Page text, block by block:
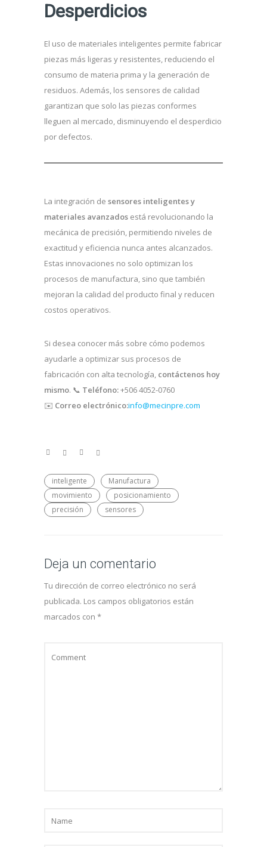
Desperdicios
El uso de materiales inteligentes permite fabricar
piezas más ligeras y resistentes, reduciendo el
consumo de materia prima y la generación de
residuos. Además, los sensores de calidad
garantizan que solo las piezas conformes
lleguen al mercado, disminuyendo el desperdicio
por defectos.
La integración de sensores inteligentes y
materiales avanzados está revolucionando la
mecánica de precisión, permitiendo niveles de
exactitud y eficiencia nunca antes alcanzados.
Estas innovaciones no solo optimizan los
procesos de manufactura, sino que también
mejoran la calidad del producto final y reducen
costos operativos.
Si desea conocer más sobre cómo podemos
ayudarle a optimizar sus procesos de
fabricación con alta tecnología, contáctenos hoy
mismo. 📞 Teléfono:+506 4052-0760
✉️ Correo electrónico:info@mecinpre.com
inteligente
Manufactura
movimiento
posicionamiento
precisión
sensores
Deja un comentario
Tu dirección de correo electrónico no será
publicada. Los campos obligatorios están
marcados con *